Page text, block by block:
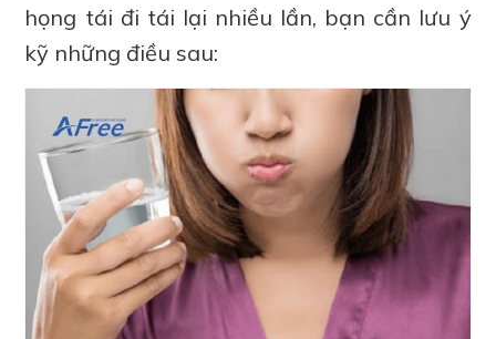
họng tái đi tái lại nhiều lần, bạn cần lưu ý
kỹ những điều sau: